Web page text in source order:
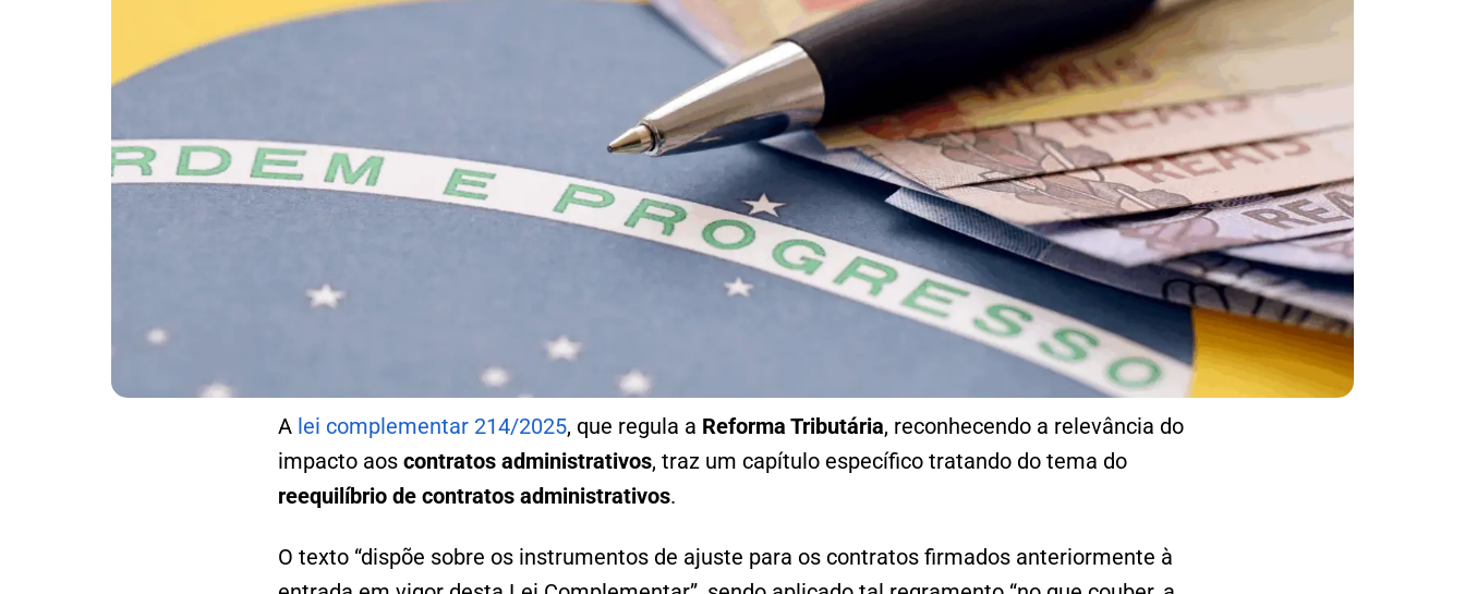
A lei complementar 214/2025, que regula a Reforma Tributária, reconhecendo a relevância do
impacto aos contratos administrativos, traz um capítulo específico tratando do tema do
reequilíbrio de contratos administrativos.
O texto “dispõe sobre os instrumentos de ajuste para os contratos firmados anteriormente à